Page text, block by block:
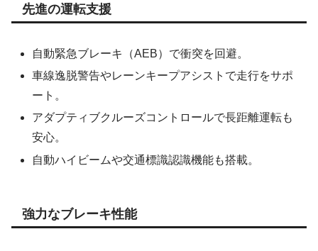
先進の運転支援
自動緊急ブレーキ（AEB）で衝突を回避。
車線逸脱警告やレーンキープアシストで走行をサポ
ート。
アダプティブクルーズコントロールで長距離運転も
安心。
自動ハイビームや交通標識認識機能も搭載。
強力なブレーキ性能